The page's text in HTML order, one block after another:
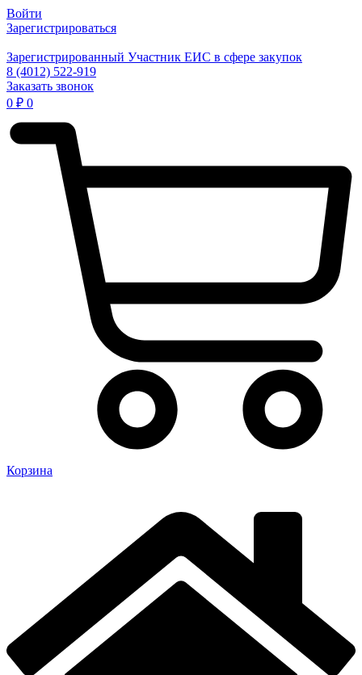
Войти
Зарегистрироваться
Зарегистрированный Участник ЕИС в сфере закупок
8 (4012) 522-919
Заказать звонок
0 ₽ 0
Корзина